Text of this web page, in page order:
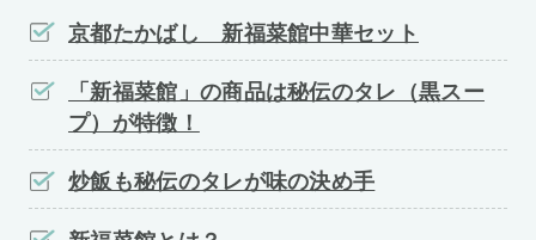
京都たかばし 新福菜館中華セット
「新福菜館」の商品は秘伝のタレ（黒スー
プ）が特徴！
炒飯も秘伝のタレが味の決め手